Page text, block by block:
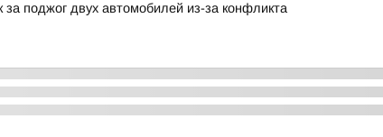
поджог двух автомобилей из-за конфликта